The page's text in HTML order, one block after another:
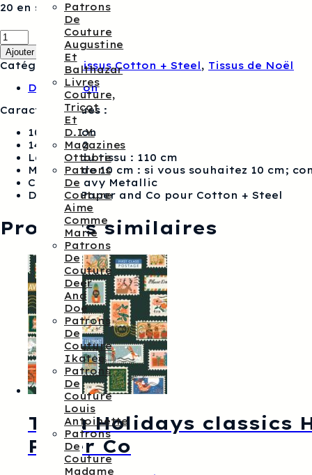
Patrons
De
Couture
Augustine
Et
Balthazar
Livres
Couture,
Tricot
Et
D.I.Y.
Magazines
Ottobre
Patrons
De
Couture
Aime
Comme
Marie
Patrons
De
Couture
Deer
And
Doe
Patrons
De
Couture
Ikatee
Patrons
De
Couture
Louis
Antoinette
Patrons
De
Couture
Madame
20 en stock
quantité
de
Tissu
Holidays
Deck
the
halls
Rifle
Paper
Ajouter au panier
Catégories :Tissus Cotton + Steel, Tissus de Noël
Description
Caractéristiques :
100% coton
143 g / m2
Largeur du tissu : 110 cm
Multiple de 10 cm : si vous souhaitez 10 cm;
Coloris Navy Metallic
De Rifle Paper and Co pour Cotton + Steel
Produits similaires
Tissu Holidays classics
Paper Co